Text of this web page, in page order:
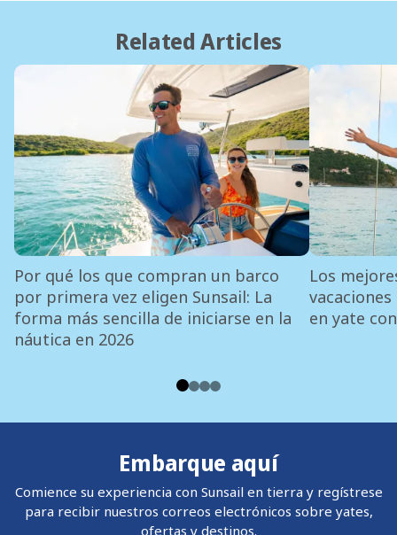
Related Articles
Por qué los que compran un barco
por primera vez eligen Sunsail: La
forma más sencilla de iniciarse en la
náutica en 2026
Los
en yate
Embarque aquí
Comience su experiencia con Sunsail en tierra y regístrese
para recibir nuestros correos electrónicos sobre yates,
ofertas y destinos.